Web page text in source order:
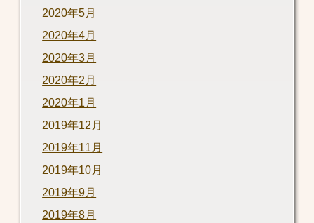
2020年5月
2020年4月
2020年3月
2020年2月
2020年1月
2019年12月
2019年11月
2019年10月
2019年9月
2019年8月